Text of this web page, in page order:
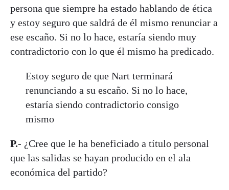
persona que siempre ha estado hablando de ética
y estoy seguro que saldrá de él mismo renunciar a
ese escaño. Si no lo hace, estaría siendo muy
contradictorio con lo que él mismo ha predicado.
Estoy seguro de que Nart terminará
renunciando a su escaño. Si no lo hace,
estaría siendo contradictorio consigo
mismo
P.- ¿Cree que le ha beneficiado a título personal
que las salidas se hayan producido en el ala
económica del partido?